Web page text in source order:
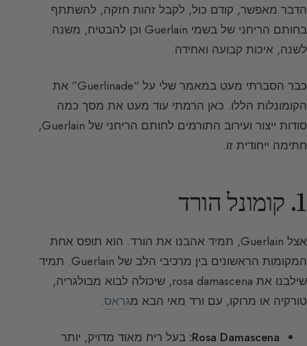
הדבר מאפשר, קודם כול, לקבל זהות חזקה, להשתתף
בחותם הריחני של בשמי Guerlain וכן להבטיח, משנה
לשנה, איכות קבועה ואחידה.
כבר הסברתי מעט במאמר שלי על “Guerlinade” את
הקומונלות הללו. כאן הרמתי עוד מעט את מסך כמה
סודות ייצור ועירוב התורמים לחותם הריחני של Guerlain,
חתימה ייחודית זו.
1. קומונל הורד
אצל Guerlain, תמיד אהבנו את הורד. הוא תופס אחת
המקומות הראשונים בין מרכיבי הלב של Guerlain. תמיד
שילבנו את rosa damascena, שיכולה לבוא מבולגריה,
טורקיה או מרוקו, עם ורד מאי הבא מגראס.
Rosa Damascena: בעל ריח מאוד מדויק, יותר